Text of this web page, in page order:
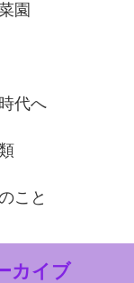
園
代へ
こと
カイブ